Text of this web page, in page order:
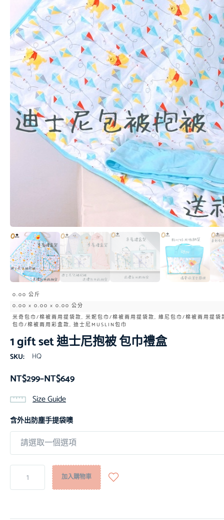
0.00 公斤
0.00 × 0.00 × 0.00 公分
米奇包巾/棉被兩用提袋款, 米妮包巾/棉被兩用提袋款, 維尼包巾/棉被兩用提
包巾/棉被兩用彩盒款, 迪士尼MUSLIN包巾
1 gift set 迪士尼抱被 包巾禮盒
SKU: HQ
NT$299–NT$649
Size Guide
含外出防塵手提袋噢
加入購物車